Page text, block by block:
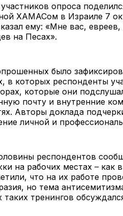
опроса
ХАМАСом в Израиле 7
ему: «Мне вас,
на Песах».
было
в которых респонденты
которые они
почту и внутренние
Авторы доклада
личной и
респондентов
на рабочих местах – как
что на их работе
но тема
таких тренингов